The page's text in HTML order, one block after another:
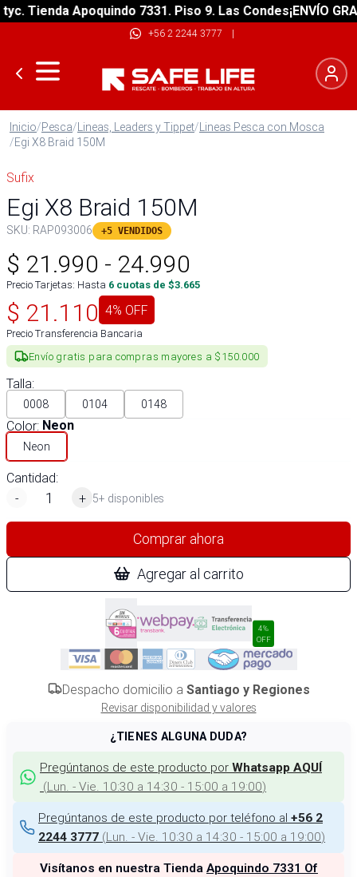
Tienda Apoquindo 7331. Piso 9. Las Condes¡ENVÍO
+56 2 2244 3777 |
Inicio/Pesca/Lineas, Leaders y Tippet/Lineas Pesca con Mosca
/Egi X8 Braid 150M
Sufix
Egi X8 Braid 150M
SKU: RAP093006 +5 VENDIDOS
$ 21.990 - 24.990
Precio Tarjetas: Hasta 6 cuotas de $3.665
$ 21.110 4% OFF
Precio Transferencia Bancaria
Envío gratis para compras mayores a $150.000
Talla:
0008 0104 0148
Color: Neon
Neon
Cantidad:
-
+ 5+ disponibles
Comprar ahora
Agregar al carrito
4%
OFF
Despacho domicilio a Santiago y Regiones
Revisar disponibilidad y valores
¿TIENES ALGUNA DUDA?
Pregúntanos de este producto por Whatsapp AQUÍ
(Lun. - Vie. 10:30 a 14:30 - 15:00 a 19:00)
Pregúntanos de este producto por teléfono al +56 2
2244 3777 (Lun. - Vie. 10:30 a 14:30 - 15:00 a 19:00)
Visítanos en nuestra Tienda Apoquindo 7331 Of